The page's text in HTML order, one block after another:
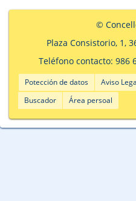
©
Plaza Consistorio, 1,
Teléfono contacto: 986
Potección de datos Aviso
Buscador
Área persoal